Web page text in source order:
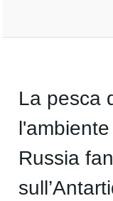
La pesca
Russia